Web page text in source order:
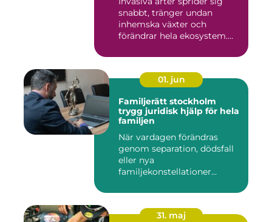
snabbt, tränger undan
inhemska växter och
förändrar hela ekosystem.
01. jun
Familjerätt stockholm
trygg juridisk hjälp för hela
familjen
När vardagen förändras
genom separation, dödsfall
eller nya
familjekonstellationer
31. maj